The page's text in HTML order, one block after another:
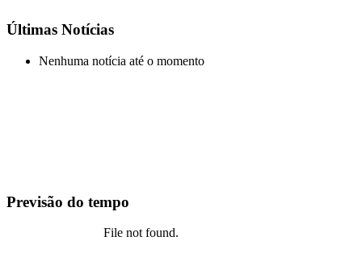
Últimas Notícias
Nenhuma notícia até o momento
Previsão do tempo